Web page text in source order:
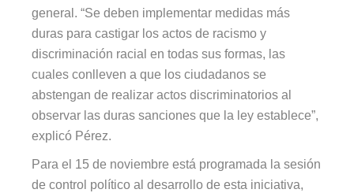
general. “Se deben implementar medidas más
duras para castigar los actos de racismo y
discriminación racial en todas sus formas, las
cuales conlleven a que los ciudadanos se
abstengan de realizar actos discriminatorios al
observar las duras sanciones que la ley establece”,
explicó Pérez.
Para el 15 de noviembre está programada la sesión
de control político al desarrollo de esta iniciativa,